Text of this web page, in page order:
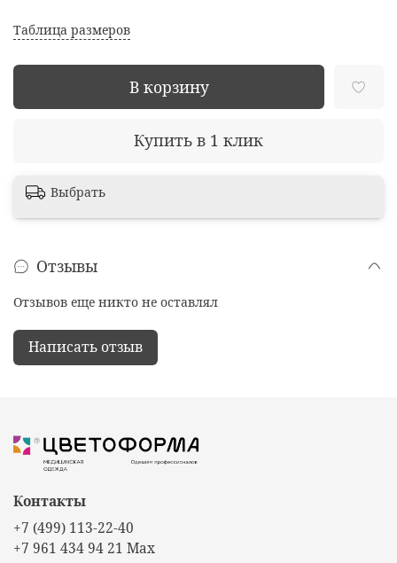
Таблица размеров
В корзину
Купить в 1 клик
Выбрать
Отзывы
Отзывов еще никто не оставлял
Написать отзыв
Контакты
+7 (499) 113-22-40
+7 961 434 94 21 Max